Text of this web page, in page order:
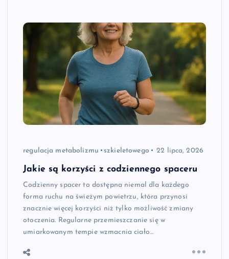
regulacja metabolizmu szkieletowego 22 lipca, 2026
Jakie są korzyści z codziennego spaceru
Codzienny spacer to dostępna niemal dla każdego
forma ruchu na świeżym powietrzu, która przynosi
znacznie więcej korzyści niż tylko możliwość zmiany
otoczenia. Regularne przemieszczanie się w
umiarkowanym tempie wzmacnia ciało…